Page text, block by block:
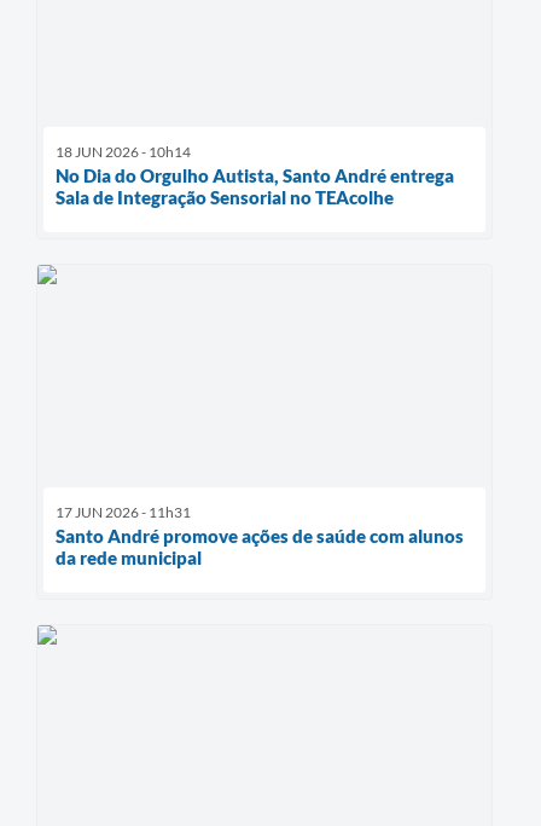
18 JUN 2026 - 10h14
No Dia do Orgulho Autista, Santo André entrega
Sala de Integração Sensorial no TEAcolhe
17 JUN 2026 - 11h31
Santo André promove ações de saúde com alunos
da rede municipal